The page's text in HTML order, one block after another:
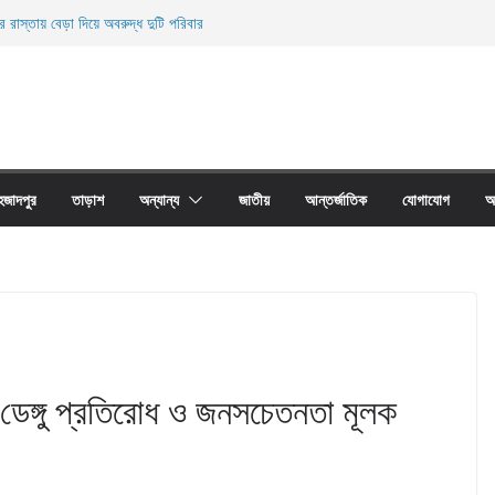
রাস্তায় বেড়া দিয়ে অবরুদ্ধ দুটি পরিবার
তাড়াশ অন্যান্য জাতীয় আন্তর্জাতিক যোগাযোগ
প্রতিরোধ ও জনসচেতনতা মূলক